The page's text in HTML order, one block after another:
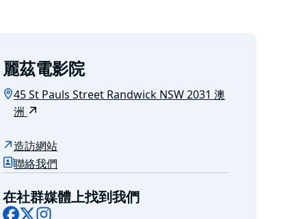
麗茲電影院
45 St Pauls Street Randwick NSW 2031 澳
洲
造訪網站
聯絡我們
在社群媒體上找到我們
Facebook
X